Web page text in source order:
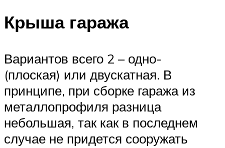
Крыша гаража
Вариантов всего 2 – одно-
(плоская) или двускатная. В
принципе, при сборке гаража из
металлопрофиля разница
небольшая, так как в последнем
случае не придется сооружать